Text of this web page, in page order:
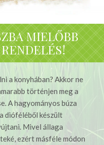
MIELŐBB
a konyhában? Akkor ne
történjen meg a
A hagyományos búza
dióféléből készült
Mivel állaga
ezért másféle módon